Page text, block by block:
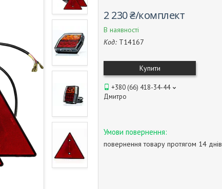
2 230 ₴/комплект
В наявності
Код: T14167
Купити
+380 (66) 418-34-44
Дмитро
повернення товару протягом 14 днів